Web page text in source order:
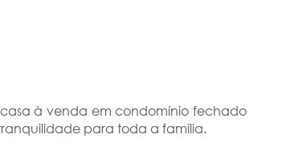
casa à venda em condomínio fechado
para toda a família.